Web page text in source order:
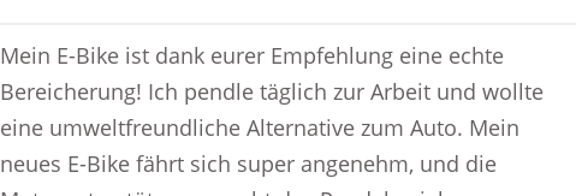
Mein E-Bike ist dank eurer Empfehlung eine echte
Bereicherung! Ich pendle täglich zur Arbeit und wollte
eine umweltfreundliche Alternative zum Auto. Mein
neues E-Bike fährt sich super angenehm, und die